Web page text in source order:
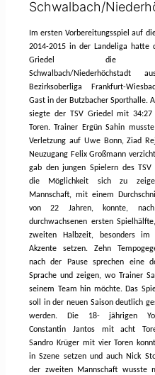
Schwalbach/
Im ersten Vorbereitungsspiel auf
2014-2015 in der Landeliga hatte
Griedel die
Schwalbach/Niederhöchstadt
Bezirksoberliga Frankfurt-
Gast in der Butzbacher Sporthalle.
siegte der TSV Griedel mit 34:27
Toren. Trainer Ergün Sahin
Verletzung auf Uwe Bonn, Ziad
Neuzugang Felix Großmann
gab den jungen Spielern des TSV
die Möglichkeit sich zu
Mannschaft, mit einem
von 22 Jahren, konnte,
durchwachsenen ersten
zweiten Halbzeit, besonders im
Akzente setzen. Zehn
nach der Pause sprechen eine
Sprache und zeigen, wo Trainer
seinem Team hin möchte. Das
soll in der neuen Saison deutlich
werden. Die 18- jährigen
Constantin Jantos mit acht
Sandro Krüger mit vier Toren
in Szene setzen und auch Nick
der zweiten Mannschaft wusste